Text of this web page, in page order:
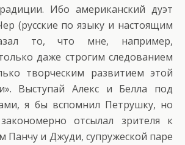
Ибо американский дуэт
(русские по языку и настоящим
то, что мне, например,
даже строгим следованием
творческим развитием этой
Выступай Алекс и Белла под
я бы вспомнил Петрушку, но
отсылал зрителя к
Панчу и Джуди, супружеской паре